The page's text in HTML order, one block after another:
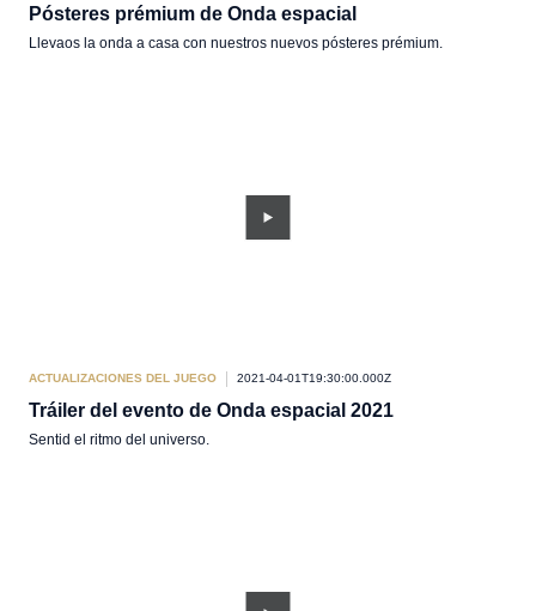
Pósteres prémium de Onda espacial
Llevaos la onda a casa con nuestros nuevos pósteres prémium.
ACTUALIZACIONES DEL JUEGO 2021-04-01T19:30:00.000Z
Tráiler del evento de Onda espacial 2021
Sentid el ritmo del universo.